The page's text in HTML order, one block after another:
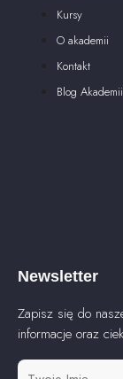
Kursy
O akademii
Kontakt
Blog Akademii
Newsletter
Zapisz się do
informacje oraz